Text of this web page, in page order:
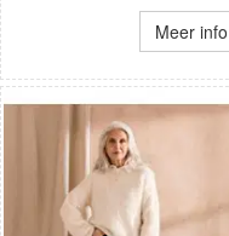
Meer info